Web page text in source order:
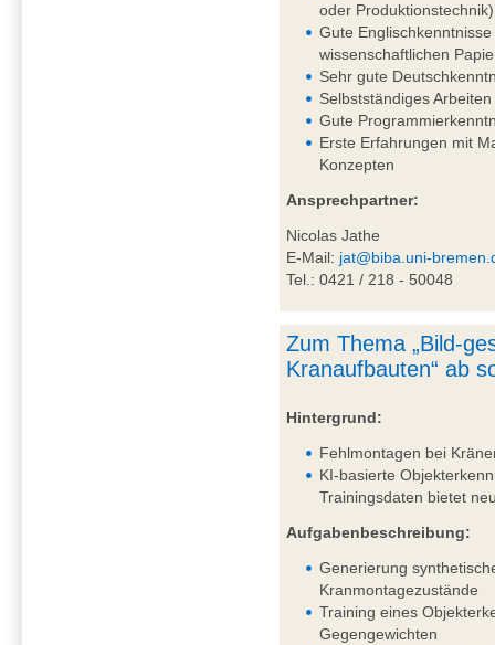
oder Produktionstechnik)
Gute
wissenschaftlichen
Sehr gute
Selbstständiges
Gute
Erste Erfahrungen mit
Konzepten
Ansprechpartner:
Nicolas Jathe
E-Mail: jat@biba.uni-
Tel.: 0421 / 218 - 50048
Zum Thema „Bild-
Kranaufbauten“ ab
Hintergrund:
Fehlmontagen bei
KI-basierte
Trainingsdaten bietet
Aufgabenbeschreibung:
Generierung
Kranmontagezustände
Training eines
Gegengewichten